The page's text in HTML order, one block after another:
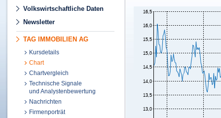
Volkswirtschaftliche Daten
Newsletter
TAG IMMOBILIEN AG
Kursdetails
Chart
Chartvergleich
Technische Signale
und Analystenbewertung
Nachrichten
Firmenporträt